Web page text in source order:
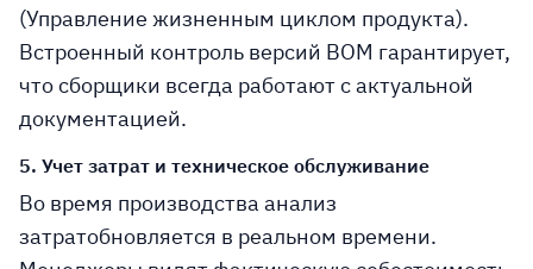
(Управление жизненным циклом продукта).
Встроенный контроль версий BOM гарантирует,
что сборщики всегда работают с актуальной
документацией.
5. Учет затрат и техническое обслуживание
Во время производства анализ
затратобновляется в реальном времени.